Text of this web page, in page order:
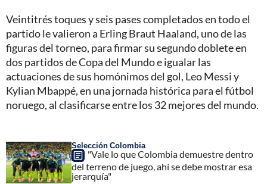
Veintitrés toques y seis pases completados en todo el
partido le valieron a Erling Braut Haaland, uno de las
figuras del torneo, para firmar su segundo doblete en
dos partidos de Copa del Mundo e igualar las
actuaciones de sus homónimos del gol, Leo Messi y
Kylian Mbappé, en una jornada histórica para el fútbol
noruego, al clasificarse entre los 32 mejores del mundo.
Selección Colombia
"Vale lo que Colombia demuestre dentro
del terreno de juego, ahí se debe mostrar esa
jerarquía"